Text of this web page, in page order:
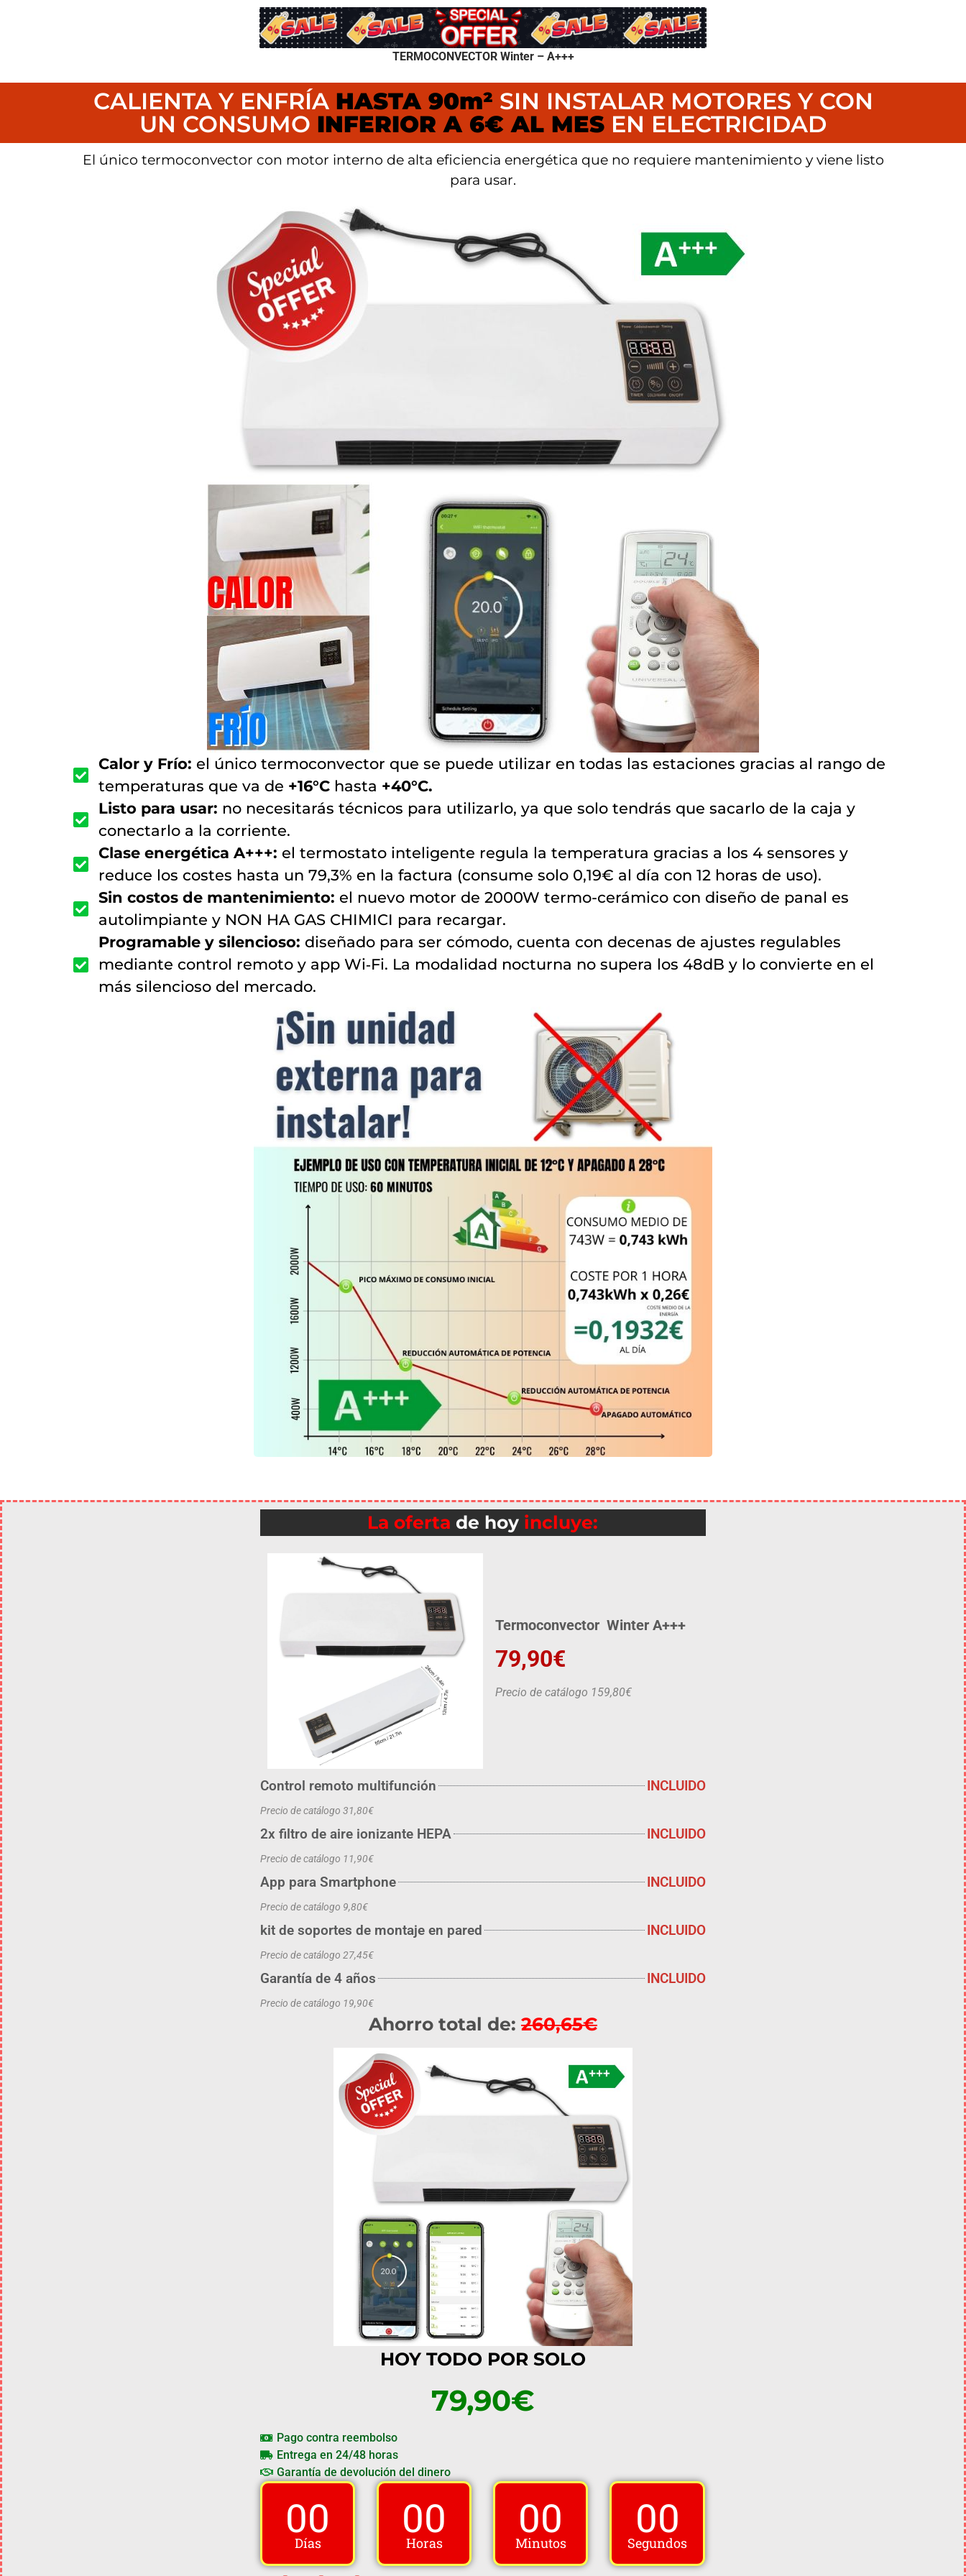
TERMOCONVECTOR Winter – A+++
CALIENTA Y ENFRÍA HASTA 90m² SIN INSTALAR MOTORES Y CON
UN CONSUMO INFERIOR A 6€ AL MES EN ELECTRICIDAD
El único termoconvector con motor interno de alta eficiencia energética que no requiere mantenimiento y viene listo
para usar.
Calor y Frío: el único termoconvector que se puede utilizar en todas las estaciones gracias al rango de
temperaturas que va de +16°C hasta +40°C.
Listo para usar: no necesitarás técnicos para utilizarlo, ya que solo tendrás que sacarlo de la caja y
conectarlo a la corriente.
Clase energética A+++: el termostato inteligente regula la temperatura gracias a los 4 sensores y
reduce los costes hasta un 79,3% en la factura (consume solo 0,19€ al día con 12 horas de uso).
Sin costos de mantenimiento: el nuevo motor de 2000W termo-cerámico con diseño de panal es
autolimpiante y NON HA GAS CHIMICI para recargar.
Programable y silencioso: diseñado para ser cómodo, cuenta con decenas de ajustes regulables
mediante control remoto y app Wi‑Fi. La modalidad nocturna no supera los 48dB y lo convierte en el
más silencioso del mercado.
La oferta de hoy incluye:
Termoconvector Winter A+++
79,90€
Precio de catálogo 159,80€
Control remoto multifunción INCLUIDO
Precio de catálogo 31,80€
2x filtro de aire ionizante HEPA INCLUIDO
Precio de catálogo 11,90€
App para Smartphone INCLUIDO
Precio de catálogo 9,80€
kit de soportes de montaje en pared INCLUIDO
Precio de catálogo 27,45€
Garantía de 4 años INCLUIDO
Precio de catálogo 19,90€
Ahorro total de: 260,65€
HOY TODO POR SOLO
79,90€
Pago contra reembolso
Entrega en 24/48 horas
Garantía de devolución del dinero
00
Días 00
Horas 00
Minutos 00
Segundos